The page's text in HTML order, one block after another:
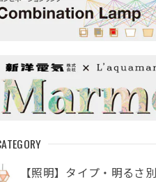
【照明】タイプ・明るさ別